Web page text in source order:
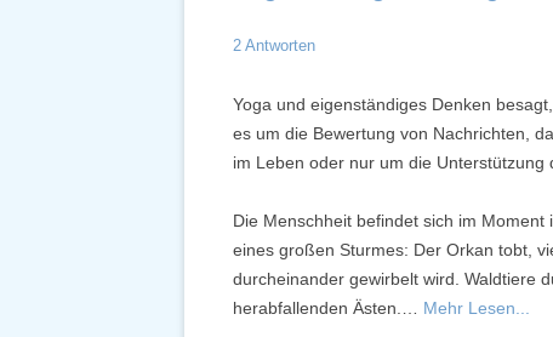
2 Antworten
Yoga und eigenständiges Denken
es um die Bewertung von Nachrichten,
im Leben oder nur um die Unterstützung
Die Menschheit befindet sich im
eines großen Sturmes: Der Orkan tobt,
durcheinander gewirbelt wird. Waldtiere
herabfallenden Ästen.… Mehr Lesen...